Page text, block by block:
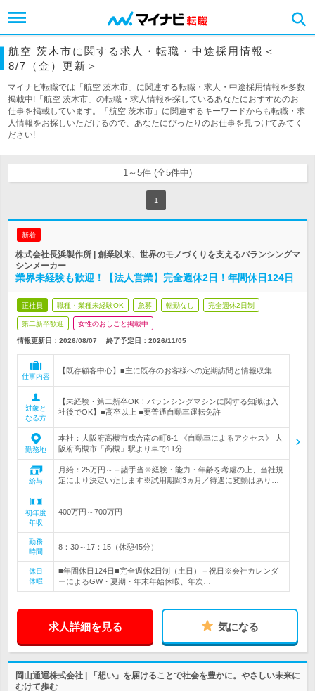
航空 茨木市に関する求人・転職・中途採用情報＜
8/7（金）更新＞
マイナビ転職では「航空 茨木市」に関連する転職・求人・中途採用情報を多数
掲載中!「航空 茨木市」の転職・求人情報を探しているあなたにおすすめのお
仕事を掲載しています。「航空 茨木市」に関連するキーワードからも転職・求
人情報をお探しいただけるので、あなたにぴったりのお仕事を見つけてみてく
ださい!
1～5件 (全5件中)
1
新着
株式会社長浜製作所 | 創業以来、世界のモノづくりを支えるバランシングマ
シンメーカー
業界未経験も歓迎！【法人営業】完全週休2日！年間休日124日
正社員 職種・業種未経験OK 急募 転勤なし 完全週休2日制
第二新卒歓迎 女性のおしごと掲載中
情報更新日：2026/08/07 終了予定日： 2026/11/05
仕事内容
【既存顧客中心】■主に既存のお客様への定期訪問と情報収集
対象と
なる方
【未経験・第二新卒OK！バランシングマシンに関する知識は入
社後でOK】■高卒以上 ■要普通自動車運転免許
勤務地
本社：大阪府高槻市成合南の町6-1 《自動車によるアクセス》 大
阪府高槻市「高槻」駅より車で11分…
給与
月給：25万円～＋諸手当※経験・能力・年齢を考慮の上、当社規
定により決定いたします※試用期間3ヵ月／待遇に変動はあり…
初年度
年収
400万円～700万円
勤務
時間
8：30～17：15（休憩45分）
休日
休暇
■年間休日124日■完全週休2日制（土日）＋祝日※会社カレンダ
ーによるGW・夏期・年末年始休暇、年次…
求人詳細を見る 気になる
岡山通運株式会社 | 「想い」を届けることで社会を豊かに。やさしい未来に
むけて歩む